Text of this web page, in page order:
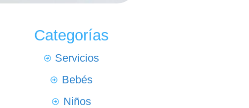
Categorías
Servicios
Bebés
Niños